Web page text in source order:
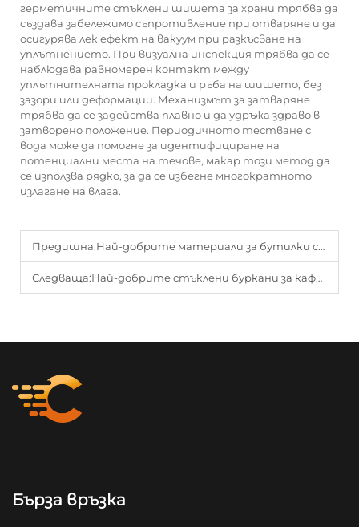
герметичните стъклени шишета за храни трябва да
създава забележимо съпротивление при отваряне и да
осигурява лек ефект на вакуум при разкъсване на
уплътнението. При визуална инспекция трябва да се
наблюдава равномерен контакт между
уплътнителната прокладка и ръба на шишето, без
зазори или деформации. Механизмът за затваряне
трябва да се задейства плавно и да удръжа здраво в
затворено положение. Периодичното тестване с
вода може да помогне за идентифициране на
потенциални места на течове, макар този метод да
се използва рядко, за да се избегне многократното
излагане на влага.
Предишна:Най-добрите материали за бутилки със сироп против кашлица: стъкло срещу пластмаса
Следваща:Най-добрите стъклени буркани за кафе за домашни бариста и кафенета
Бърза връзка